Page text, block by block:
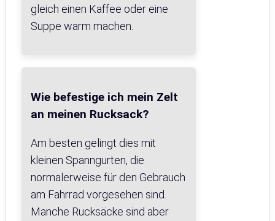
gleich einen Kaffee oder eine
Suppe warm machen.
Wie befestige ich mein Zelt
an meinen Rucksack?
Am besten gelingt dies mit
kleinen Spanngurten, die
normalerweise für den Gebrauch
am Fahrrad vorgesehen sind.
Manche Rucksäcke sind aber